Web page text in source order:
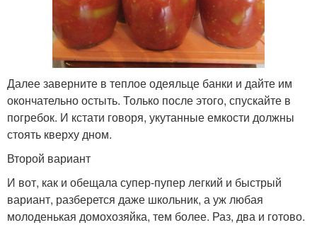
Далее заверните в теплое одеяльце банки и дайте им
окончательно остыть. Только после этого, спускайте в
погребок. И кстати говоря, укутанные емкости должны
стоять кверху дном.
Второй вариант
И вот, как и обещала супер-пупер легкий и быстрый
вариант, разберется даже школьник, а уж любая
молоденькая домохозяйка, тем более. Раз, два и готово.